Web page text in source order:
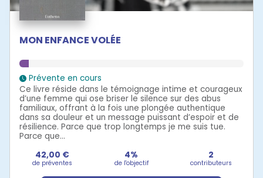
MON ENFANCE VOLÉE
Prévente en cours
Ce livre réside dans le témoignage intime et courageux
d’une femme qui ose briser le silence sur des abus
familiaux, offrant à la fois une plongée authentique
dans sa douleur et un message puissant d’espoir et de
résilience. Parce que trop longtemps je me suis tue.
Parce que...
42,00 €
de préventes
4%
de l'objectif
2
contributeurs